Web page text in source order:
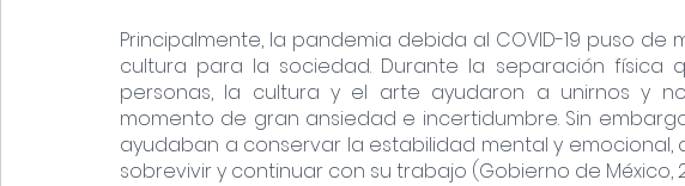
Principalmente, la pandemia debida al COVID-19 puso
cultura para la sociedad. Durante la separación física
personas, la cultura y el arte ayudaron a unirnos y
momento de gran ansiedad e incertidumbre. Sin
ayudaban a conservar la estabilidad mental y
sobrevivir y continuar con su trabajo (Gobierno de México,